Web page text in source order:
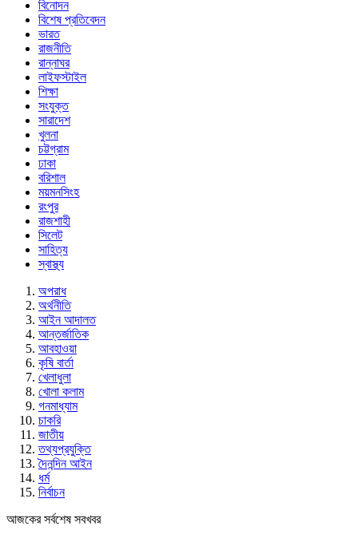
বিনোদন
বিশেষ প্রতিবেদন
ভারত
রাজনীতি
রান্নাঘর
লাইফস্টাইল
শিক্ষা
সংযুক্ত
সারাদেশ
খুলনা
চট্টগ্রাম
ঢাকা
বরিশাল
ময়মনসিংহ
রংপুর
রাজশাহী
সিলেট
সাহিত্য
স্বাস্থ্য
অপরাধ
অর্থনীতি
আইন আদালত
আন্তর্জাতিক
আবহাওয়া
কৃষি বার্তা
খেলাধুলা
খোলা কলাম
গনমাধ্যাম
চাকরি
জাতীয়
তথ্যপ্রযুক্তি
দৈনন্দিন আইন
ধর্ম
নির্বাচন
আজকের সর্বশেষ সবখবর